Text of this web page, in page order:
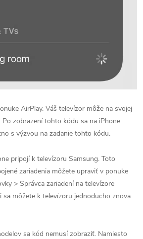
AirPlay. Váš televízor môže na svojej
zobrazení tohto kódu sa na iPhone
s výzvou na zadanie tohto kódu.
pripojí k televízoru Samsung. Toto
zariadenia môžete upraviť v ponuke
> Správca zariadení na televízore
môžete k televízoru jednoducho znova
sa kód nemusí zobraziť. Namiesto